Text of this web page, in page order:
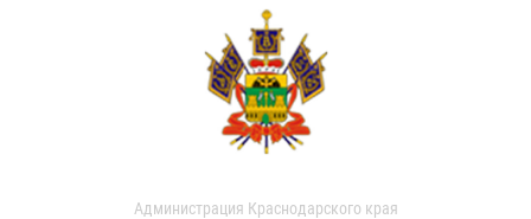
Администрация Краснодарского края